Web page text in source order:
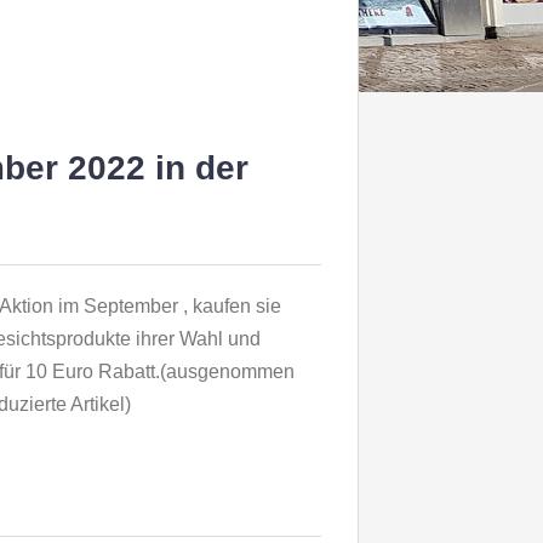
2022 in der
im September , kaufen sie
ihrer Wahl und
10 Euro Rabatt.(ausgenommen
Artikel)